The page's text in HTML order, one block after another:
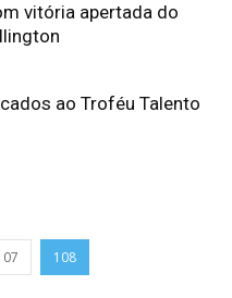
vitória apertada do
ao Troféu Talento
108